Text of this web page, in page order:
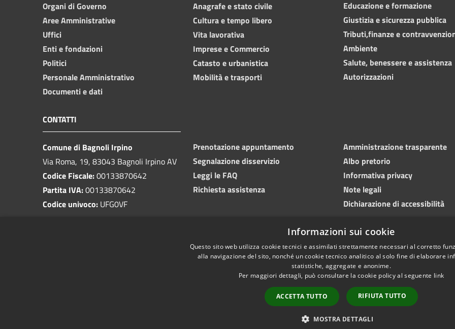
Organi di Governo
Aree Amministrative
Uffici
Enti e fondazioni
Politici
Personale Amministrativo
Documenti e dati
Anagrafe e stato civile
Cultura e tempo libero
Vita lavorativa
Imprese e Commercio
Catasto e urbanistica
Mobilità e trasporti
Educazione e formazione
Giustizia e sicurezza pubblica
Tributi,finanze e
Ambiente
Salute, benessere e assistenza
Autorizzazioni
CONTATTI
Comune di Bagnoli Irpino
Via Roma, 19, 83043 Bagnoli Irpino AV
Codice Fiscale:00133870642
Partita IVA:00133870642
Codice univoco: UFG0VF
Prenotazione appuntamento
Segnalazione disservizio
Leggi le FAQ
Richiesta assistenza
Amministrazione trasparente
Albo pretorio
Informativa privacy
Note legali
Dichiarazione di accessibilità
Copyright © 2026 •
Informazioni sui cookie
Questo sito web utilizza cookie tecnici e assimilati strettamente necessari al corretto
alla navigazione del sito, nonché un cookie tecnico analitico al solo fine di elaborare
statistiche, aggregate e anonime.
Per maggiori dettagli, può consultare la cookie policy al seguente link
ACCETTA TUTTO RIFIUTA TUTTO
MOSTRA DETTAGLI